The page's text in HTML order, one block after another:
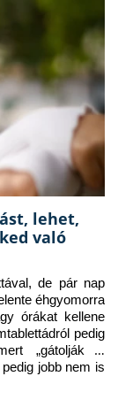
lehet,
való
de pár nap
éhgyomorra
órákat kellene
pedig
„gátolják a
jobb nem is